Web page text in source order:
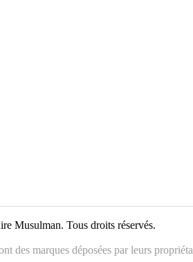
Musulman. Tous droits réservés.
des marques déposées par leurs